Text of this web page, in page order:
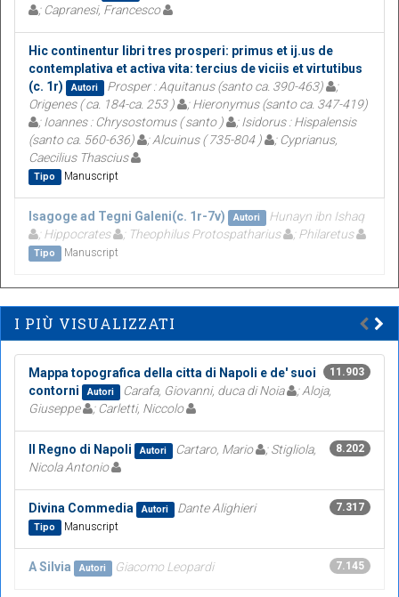
; Capranesi, Francesco
Hic continentur libri tres prosperi: primus et ij.us de
contemplativa et activa vita: tercius de viciis et virtutibus
(c. 1r)
Autori Prosper : Aquitanus (santo ca. 390-463)
;
Origenes ( ca. 184-ca. 253 )
; Hieronymus (santo ca. 347-419)
; Ioannes : Chrysostomus ( santo )
; Isidorus : Hispalensis
(santo ca. 560-636)
; Alcuinus ( 735-804 )
; Cyprianus,
Caecilius Thascius
Tipo Manuscript
Isagoge ad Tegni Galeni(c. 1r-7v) Autori
Hunayn ibn Ishaq
; Hippocrates
; Theophilus Protospatharius ; Philaretus
Tipo Manuscript
I PIÙ VISUALIZZATI
11.903
Mappa topografica della citta di Napoli e de' suoi
contorni
Autori Carafa, Giovanni, duca di Noia
; Aloja,
Giuseppe
; Carletti, Niccolo
8.202
Il Regno di Napoli Autori Cartaro, Mario
; Stigliola,
Nicola Antonio
7.317
Divina Commedia Autori Dante Alighieri
Tipo Manuscript
7.145
A Silvia Autori Giacomo Leopardi